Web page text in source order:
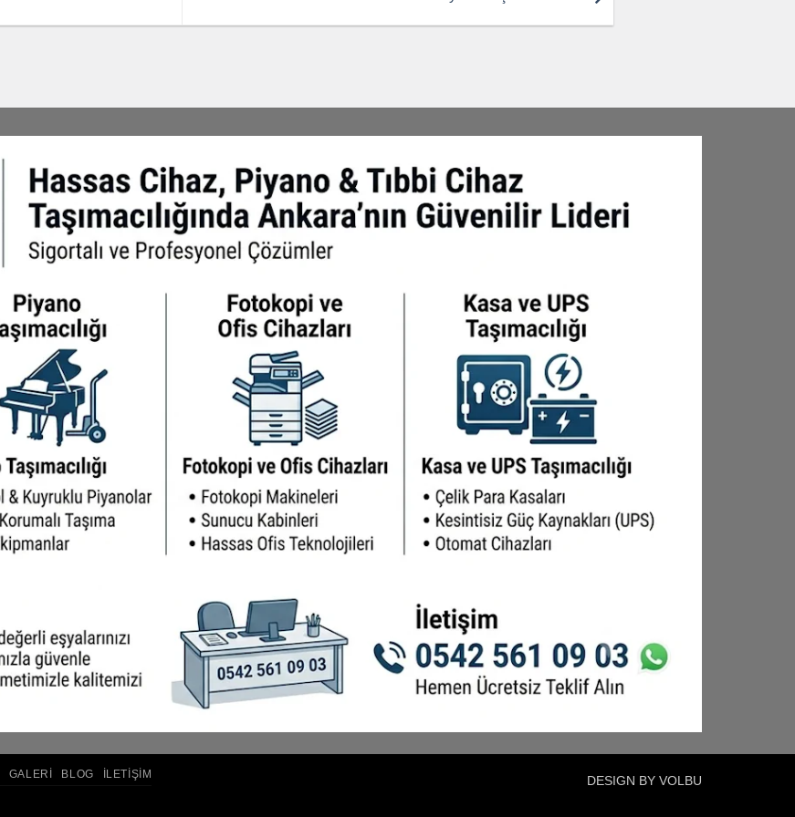
DESIGN BY VOLBU
GALERI BLOG İLETIŞIM